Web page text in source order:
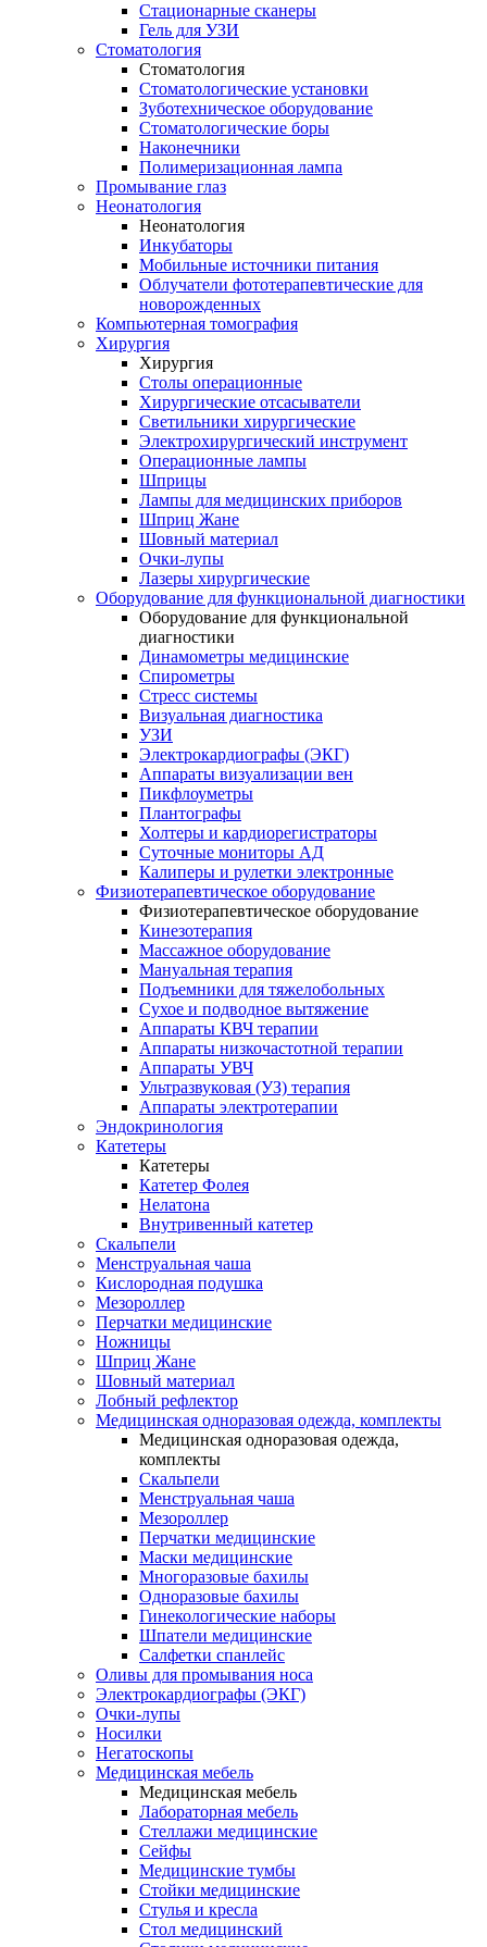
Стационарные сканеры
Гель для УЗИ
Стоматология
Стоматология
Стоматологические установки
Зуботехническое оборудование
Стоматологические боры
Наконечники
Полимеризационная лампа
Промывание глаз
Неонатология
Неонатология
Инкубаторы
Мобильные источники питания
Облучатели фототерапевтические для
новорожденных
Компьютерная томография
Хирургия
Хирургия
Столы операционные
Хирургические отсасыватели
Светильники хирургические
Электрохирургический инструмент
Операционные лампы
Шприцы
Лампы для медицинских приборов
Шприц Жане
Шовный материал
Очки-лупы
Лазеры хирургические
Оборудование для функциональной диагностики
Оборудование для функциональной
диагностики
Динамометры медицинские
Спирометры
Стресс системы
Визуальная диагностика
УЗИ
Электрокардиографы (ЭКГ)
Аппараты визуализации вен
Пикфлоуметры
Плантографы
Холтеры и кардиорегистраторы
Суточные мониторы АД
Калиперы и рулетки электронные
Физиотерапевтическое оборудование
Физиотерапевтическое оборудование
Кинезотерапия
Массажное оборудование
Мануальная терапия
Подъемники для тяжелобольных
Сухое и подводное вытяжение
Аппараты КВЧ терапии
Аппараты низкочастотной терапии
Аппараты УВЧ
Ультразвуковая (УЗ) терапия
Аппараты электротерапии
Эндокринология
Катетеры
Катетеры
Катетер Фолея
Нелатона
Внутривенный катетер
Скальпели
Менструальная чаша
Кислородная подушка
Мезороллер
Перчатки медицинские
Ножницы
Шприц Жане
Шовный материал
Лобный рефлектор
Медицинская одноразовая одежда, комплекты
Медицинская одноразовая одежда,
комплекты
Скальпели
Менструальная чаша
Мезороллер
Перчатки медицинские
Маски медицинские
Многоразовые бахилы
Одноразовые бахилы
Гинекологические наборы
Шпатели медицинские
Салфетки спанлейс
Оливы для промывания носа
Электрокардиографы (ЭКГ)
Очки-лупы
Носилки
Негатоскопы
Медицинская мебель
Медицинская мебель
Лабораторная мебель
Стеллажи медицинские
Сейфы
Медицинские тумбы
Стойки медицинские
Cтулья и кресла
Стол медицинский